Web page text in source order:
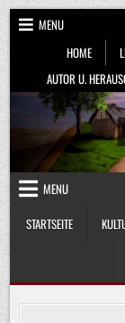
Skip
to
content
MENU
HOME
AUTOR U.
MENU
STARTSEITE